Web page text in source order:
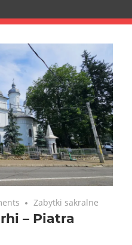
Zabytki sakralne
– Piatra